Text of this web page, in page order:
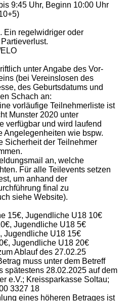
9:45 Uhr, Beginn 10:00 Uhr
Ein regelwidriger oder
unter Angabe des Vor-
(bei Vereinslosen des
des Geburtsdatums und
Schach an:
vorläufige Teilnehmerliste ist
Munster 2020 unter
verfügbar und wird laufend
Angelegenheiten wie bspw.
Sicherheit der Teilnehmer
an, welche
Für alle Teilevents setzen
um anhand der
final zu
siehe Website).
15€, Jugendliche U18 10€
Jugendliche U18 5€
Jugendliche U18 15€
Jugendliche U18 20€
Ablauf des 27.02.25
muss unter dem Betreff
spätestens 28.02.2025 auf dem
e.V.; Kreissparkasse Soltau;
3327 18
eines höheren Betrages ist